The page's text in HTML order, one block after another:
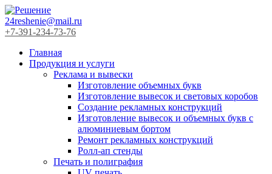
24reshenie@mail.ru
+7-391-234-73-76
Главная
Продукция и услуги
Реклама и вывески
Изготовление объемных букв
Изготовление вывесок и световых коробов
Создание рекламных конструкций
Изготовление вывесок и объемных букв с
алюминиевым бортом
Ремонт рекламных конструкций
Ролл-ап стенды
Печать и полиграфия